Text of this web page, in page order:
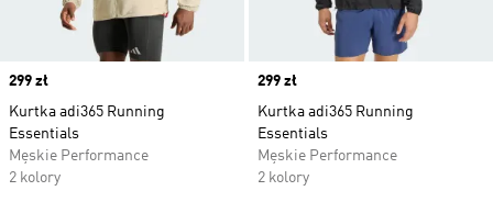
Price
299 zł
Kurtka adi365 Running
Essentials
Męskie Performance
2 kolory
Price
299 zł
Kurtka adi365 Running
Essentials
Męskie Performance
2 kolory